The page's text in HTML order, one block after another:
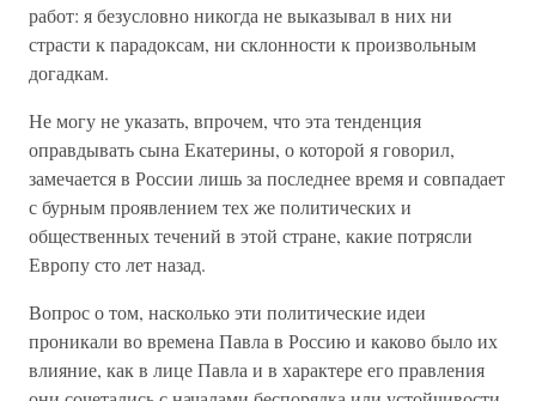
работ: я безусловно никогда не выказывал в них ни
страсти к парадоксам, ни склонности к произвольным
догадкам.
Не могу не указать, впрочем, что эта тенденция
оправдывать сына Екатерины, о которой я говорил,
замечается в России лишь за последнее время и совпадает
с бурным проявлением тех же политических и
общественных течений в этой стране, какие потрясли
Европу сто лет назад.
Вопрос о том, насколько эти политические идеи
проникали во времена Павла в Россию и каково было их
влияние, как в лице Павла и в характере его правления